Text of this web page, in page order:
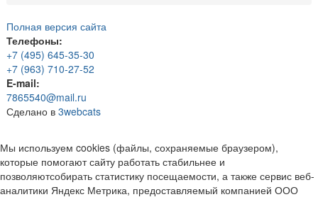
Полная версия сайта
Телефоны:
+7 (495) 645-35-30
+7 (963) 710-27-52
E-mail:
7865540@mail.ru
Сделано в 3webcats
Мы используем cookies (файлы, сохраняемые браузером),
которые помогают сайту работать стабильнее и
позволяютсобирать статистику посещаемости, а также сервис веб-
аналитики Яндекс Метрика, предоставляемый компанией ООО